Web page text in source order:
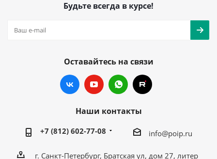
Будьте всегда в курсе!
Оставайтесь на связи
Наши контакты
+7 (812) 602-77-08 info@poip.ru
г. Санкт-Петербург, Братская ул, дом 27, литер